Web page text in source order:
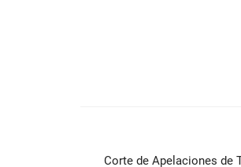
Corte de Apelaciones de